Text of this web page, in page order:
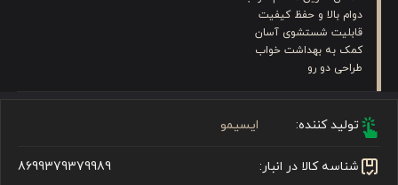
دوام بالا و حفظ کیفیت
قابلیت شستشوی آسان
کمک به بهداشت خواب
طراحی دو رو
تولید کننده: ایسیمو
شناسه کالا در انبار: 8699379379989